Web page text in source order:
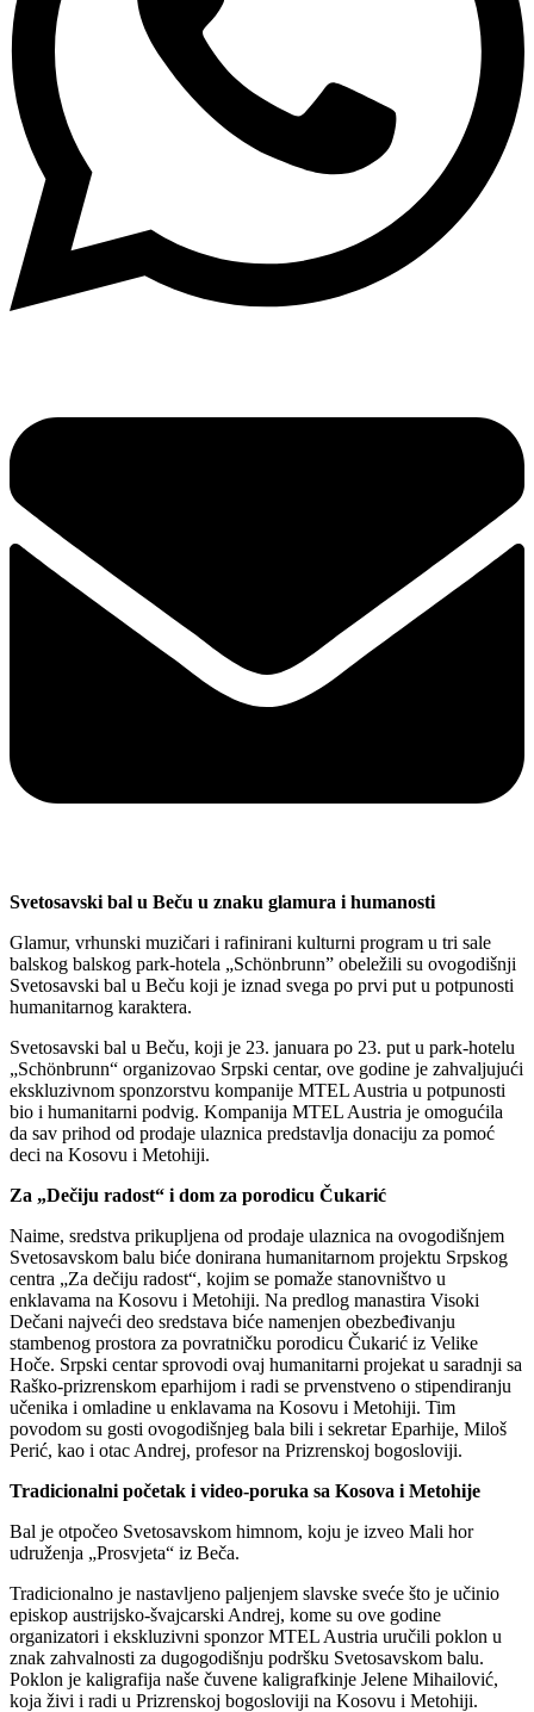
Svetosavski bal u Beču u znaku glamura i humanosti
Glamur, vrhunski muzičari i rafinirani kulturni program u tri sale
balskog balskog park-hotela „Schönbrunn” obeležili su ovogodišnji
Svetosavski bal u Beču koji je iznad svega po prvi put u potpunosti
humanitarnog karaktera.
Svetosavski bal u Beču, koji je 23. januara po 23. put u park-hotelu
„Schönbrunn“ organizovao Srpski centar, ove godine je zahvaljujući
ekskluzivnom sponzorstvu kompanije MTEL Austria u potpunosti
bio i humanitarni podvig. Kompanija MTEL Austria je omogućila
da sav prihod od prodaje ulaznica predstavlja donaciju za pomoć
deci na Kosovu i Metohiji.
Za „Dečiju radost“ i dom za porodicu Čukarić
Naime, sredstva prikupljena od prodaje ulaznica na ovogodišnjem
Svetosavskom balu biće donirana humanitarnom projektu Srpskog
centra „Za dečiju radost“, kojim se pomaže stanovništvo u
enklavama na Kosovu i Metohiji. Na predlog manastira Visoki
Dečani najveći deo sredstava biće namenjen obezbeđivanju
stambenog prostora za povratničku porodicu Čukarić iz Velike
Hoče. Srpski centar sprovodi ovaj humanitarni projekat u saradnji sa
Raško-prizrenskom eparhijom i radi se prvenstveno o stipendiranju
učenika i omladine u enklavama na Kosovu i Metohiji. Tim
povodom su gosti ovogodišnjeg bala bili i sekretar Eparhije, Miloš
Perić, kao i otac Andrej, profesor na Prizrenskoj bogosloviji.
Tradicionalni početak i video-poruka sa Kosova i Metohije
Bal je otpočeo Svetosavskom himnom, koju je izveo Mali hor
udruženja „Prosvjeta“ iz Beča.
Tradicionalno je nastavljeno paljenjem slavske sveće što je učinio
episkop austrijsko-švajcarski Andrej, kome su ove godine
organizatori i ekskluzivni sponzor MTEL Austria uručili poklon u
znak zahvalnosti za dugogodišnju podršku Svetosavskom balu.
Poklon je kaligrafija naše čuvene kaligrafkinje Jelene Mihailović,
koja živi i radi u Prizrenskoj bogosloviji na Kosovu i Metohiji.